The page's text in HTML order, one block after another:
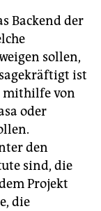
Backend der
sollen,
ist
mithilfe von
oder
den
sind, die
Projekt
die